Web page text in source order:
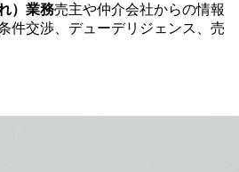
）業務売主や仲介会社からの情報
件交渉、デューデリジェンス、売